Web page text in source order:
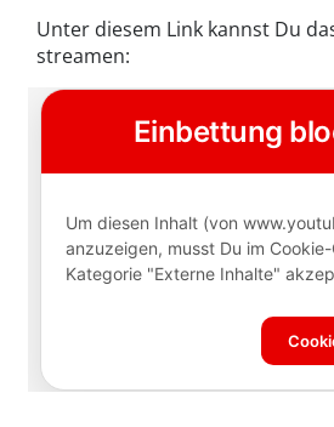
Unter diesem Link kannst Du
streamen: